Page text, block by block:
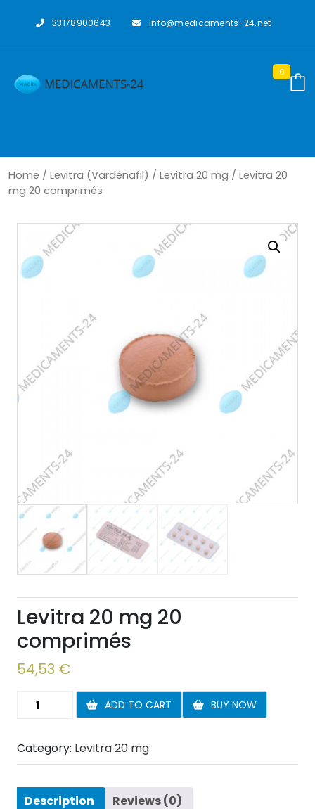
33178900643 info@medicaments-24.net
0
Home / Levitra (Vardénafil) / Levitra 20 mg / Levitra 20
mg 20 comprimés
Levitra 20 mg 20
comprimés
54,53 €
Levitra
20
comprimés
ADD TO CART BUY NOW
Category: Levitra 20 mg
Description Reviews (0)